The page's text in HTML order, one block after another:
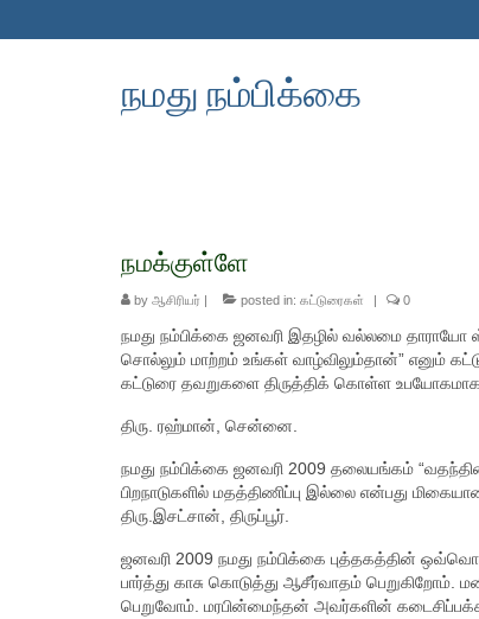
நமது நம்பிக்கை
நமக்குள்ளே
by ஆசிரியர் | posted in: கட்டுரைகள் | 0
நமது நம்பிக்கை ஜனவரி இதழில் வல்லமை தாராயோ
சொல்லும் மாற்றம் உங்கள் வாழ்விலும்தான்” எனும்
கட்டுரை தவறுகளை திருத்திக் கொள்ள உபயோகமாக
திரு. ரஹ்மான், சென்னை.
நமது நம்பிக்கை ஜனவரி 2009 தலையங்கம்
பிறநாடுகளில் மதத்திணிப்பு இல்லை என்பது
திரு.இசட்சான், திருப்பூர்.
ஜனவரி 2009 நமது நம்பிக்கை புத்தகத்தின்
பார்த்து காசு கொடுத்து ஆசீர்வாதம்
பெறுவோம். மரபின்மைந்தன் அவர்களின்